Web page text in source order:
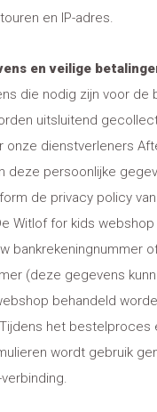
en IP-adres.
en veilige
die nodig zijn voor de
uitsluitend
onze dienstverleners
deze persoonlijke
de privacy policy
Witlof for kids
bankrekeningnummer
(deze gegevens
behandeld
het bestelproces
wordt gebruik